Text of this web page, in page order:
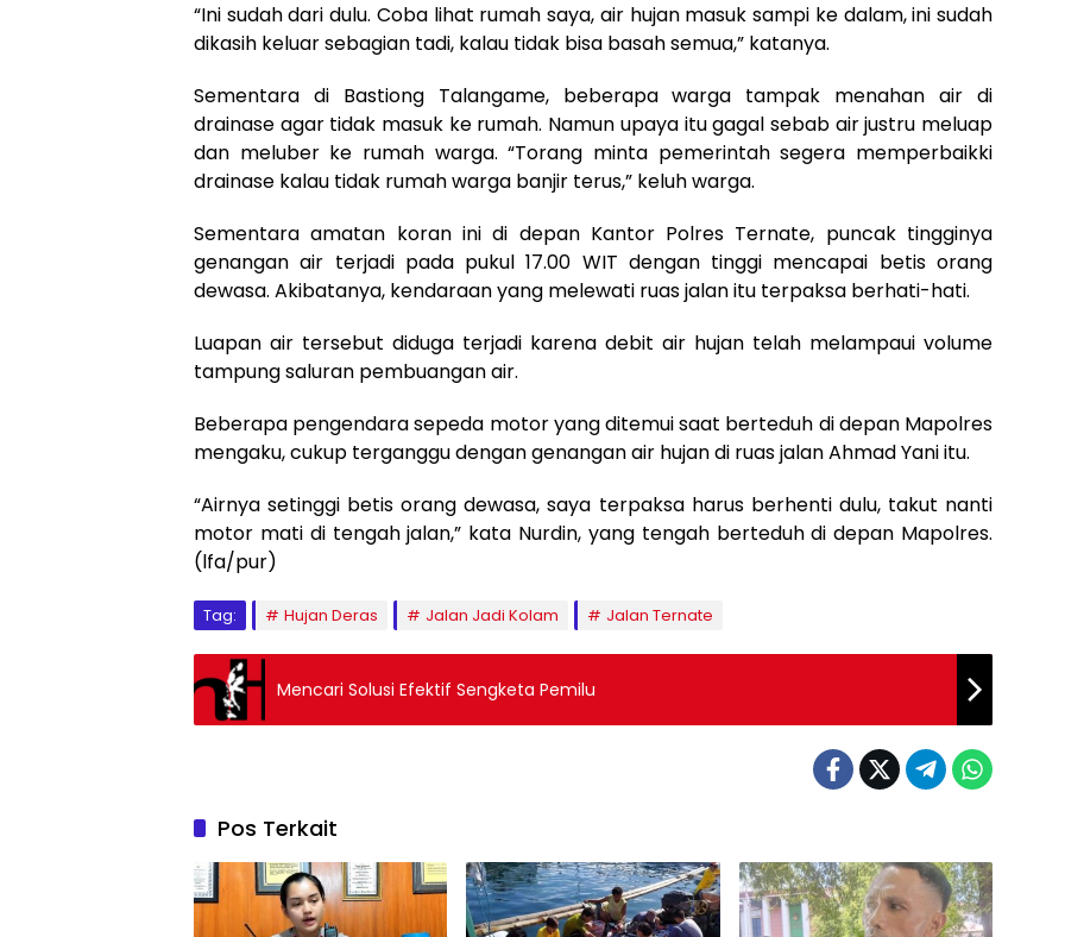
“Ini sudah dari dulu. Coba lihat rumah saya, air hujan masuk sampi ke dalam, ini sudah
dikasih keluar sebagian tadi, kalau tidak bisa basah semua,” katanya.
Sementara di Bastiong Talangame, beberapa warga tampak menahan air di
drainase agar tidak masuk ke rumah. Namun upaya itu gagal sebab air justru meluap
dan meluber ke rumah warga. “Torang minta pemerintah segera memperbaikki
drainase kalau tidak rumah warga banjir terus,” keluh warga.
Sementara amatan koran ini di depan Kantor Polres Ternate, puncak tingginya
genangan air terjadi pada pukul 17.00 WIT dengan tinggi mencapai betis orang
dewasa. Akibatanya, kendaraan yang melewati ruas jalan itu terpaksa berhati-hati.
Luapan air tersebut diduga terjadi karena debit air hujan telah melampaui volume
tampung saluran pembuangan air.
Beberapa pengendara sepeda motor yang ditemui saat berteduh di depan Mapolres
mengaku, cukup terganggu dengan genangan air hujan di ruas jalan Ahmad Yani itu.
“Airnya setinggi betis orang dewasa, saya terpaksa harus berhenti dulu, takut nanti
motor mati di tengah jalan,” kata Nurdin, yang tengah berteduh di depan Mapolres.
(lfa/pur)
Tag: Hujan Deras Jalan Jadi Kolam Jalan Ternate
Mencari Solusi Efektif Sengketa Pemilu
Pos Terkait